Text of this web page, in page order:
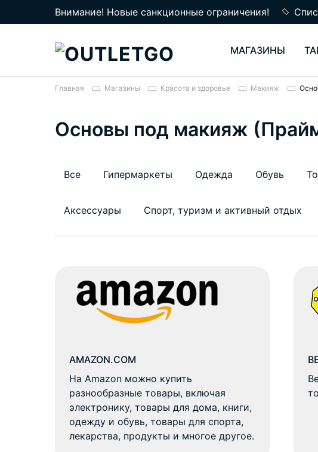
Внимание! Новые санкционные ограничения!
МАГАЗИНЫ
Главная Магазины Красота и здоровье Макияж
Основы под макияж
Все Гипермаркеты Одежда Обувь
Аксессуары Спорт, туризм и активный отдых
AMAZON.COM
На Amazon можно купить
разнообразные товары, включая
электронику, товары для дома, книги,
одежду и обувь, товары для спорта,
лекарства, продукты и многое другое.